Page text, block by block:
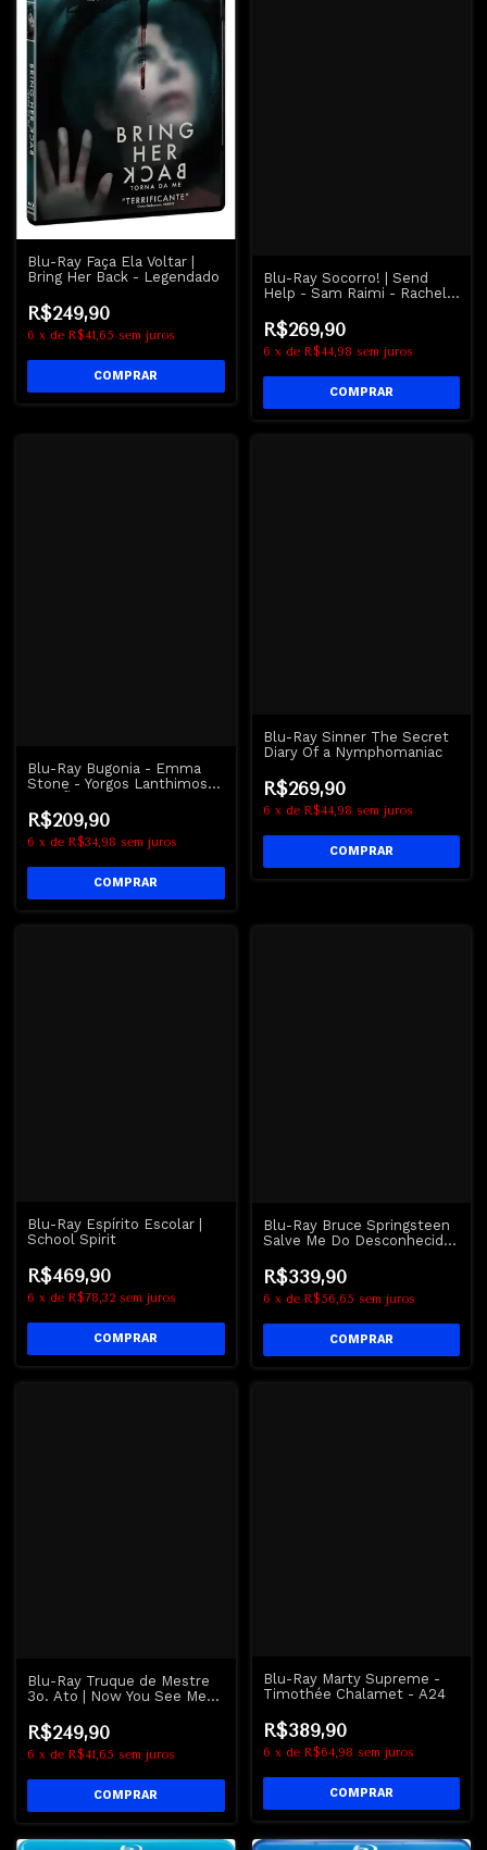
Blu-Ray Faça Ela Voltar |
Bring Her Back - Legendado
R$249,90
6 x de R$41,65 sem juros
Blu-Ray Socorro! | Send
Help - Sam Raimi - Rachel
R$269,90
6 x de R$44,98 sem juros
Blu-Ray Bugonia - Emma
Stone - Yorgos Lanthimos -
R$209,90
6 x de R$34,98 sem juros
Blu-Ray Sinner The Secret
Diary Of a Nymphomaniac
R$269,90
6 x de R$44,98 sem juros
Blu-Ray Espírito Escolar |
School Spirit
R$469,90
6 x de R$78,32 sem juros
Blu-Ray Bruce Springsteen
Salve Me Do Desconhecido |
From Nowhere
R$339,90
6 x de R$56,65 sem juros
Blu-Ray Truque de Mestre
3o. Ato | Now You See Me
R$249,90
6 x de R$41,65 sem juros
Blu-Ray Marty Supreme -
Timothée Chalamet - A24
R$389,90
6 x de R$64,98 sem juros